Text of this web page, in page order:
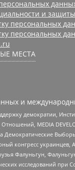
и
персональных
персональных
МЕСТА
и
демократии,
MEDIA
Демократические
конгресс
Фалуньгун,
исследований при